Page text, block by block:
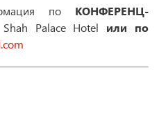
по КОНФЕРЕНЦ-
Shah Palace Hotel или по